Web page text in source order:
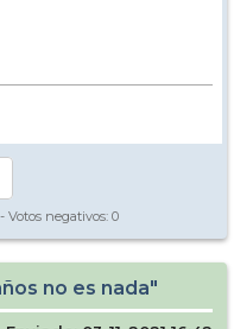
- Votos negativos: 0
no es nada"